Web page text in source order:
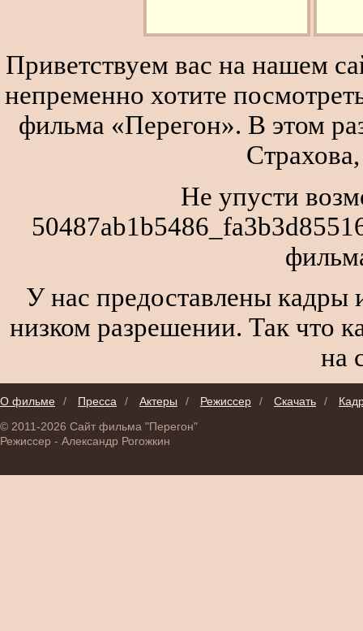
Приветствуем вас на нашем
непременно хотите
фильма «Перегон». В этом
Не упусти
У нас предоставлены кадры
низком разрешении. Так что
на
О фильме / Пресса / Актеры / Режиссер / Скачать /
© 2011-2026 Сайт фильма "Перегон"
Режиссер - Александр Рогожкин